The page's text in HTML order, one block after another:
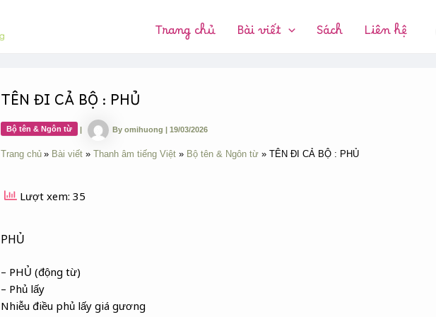
Trang chủ Bài viết Sách Liên hệ
TÊN ĐI CẢ BỘ : PHỦ
Bộ tên & Ngôn từ | By omihuong | 19/03/2026
Trang chủ Bài viết Thanh âm tiếng Việt Bộ tên & Ngôn từ TÊN ĐI CẢ BỘ : PHỦ
Lượt xem: 35
PHỦ
– PHỦ (động từ)
– Phủ lấy
Nhiễu điều phủ lấy giá gương